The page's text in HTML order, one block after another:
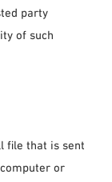
party
of such
file that is sent
or